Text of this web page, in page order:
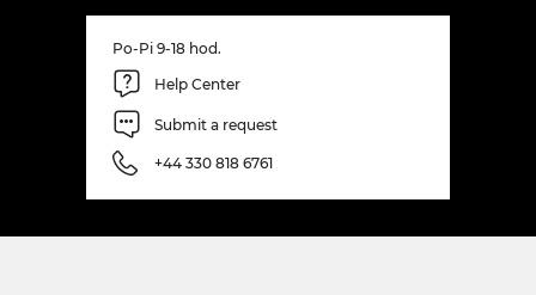
Po-Pi 9-18 hod.
Help Center
Submit a request
+44 330 818 6761